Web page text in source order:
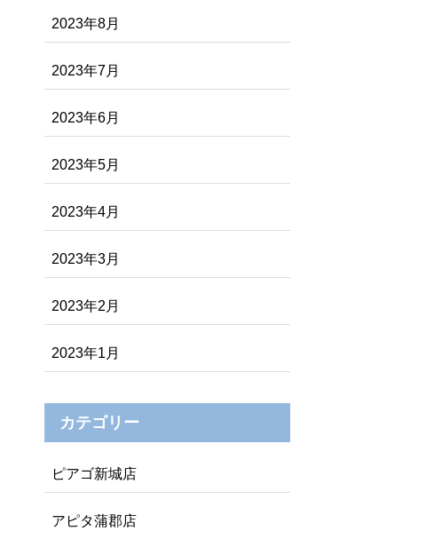
2023年8月
2023年7月
2023年6月
2023年5月
2023年4月
2023年3月
2023年2月
2023年1月
カテゴリー
ピアゴ新城店
アピタ蒲郡店